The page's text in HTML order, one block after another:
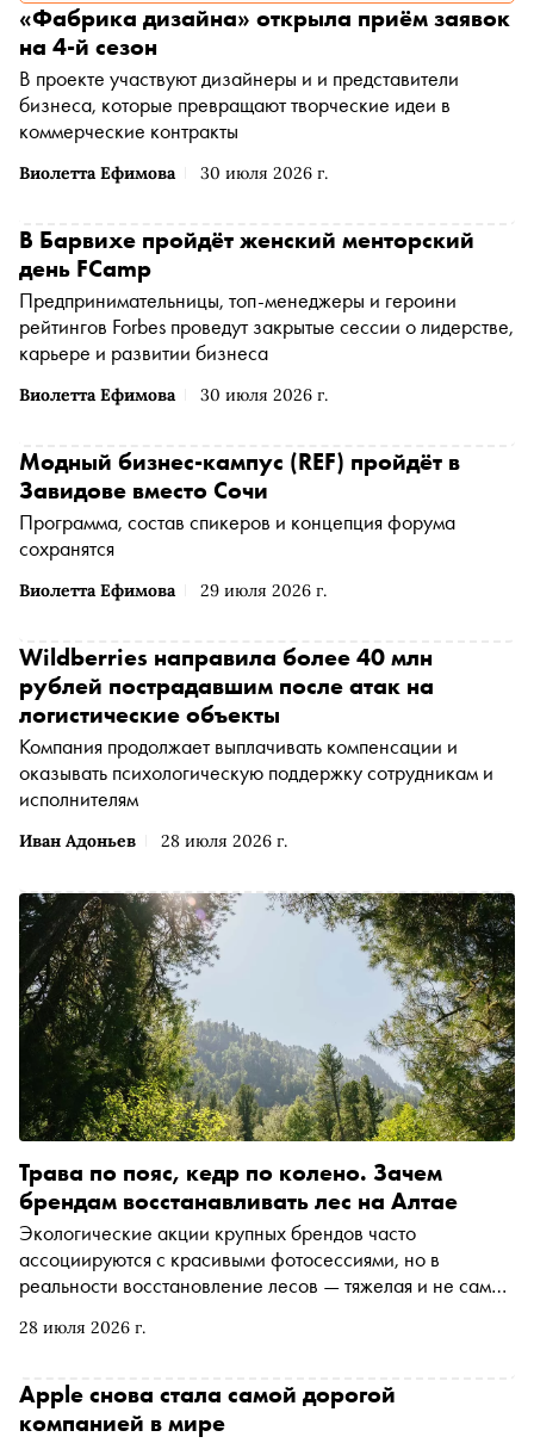
Виолетта Ефимова 30 июля 2026 г.
«Фабрика дизайна» открыла приём заявок
на 4-й сезон
В проекте участвуют дизайнеры и и представители
бизнеса, которые превращают творческие идеи в
коммерческие контракты
Виолетта Ефимова 30 июля 2026 г.
В Барвихе пройдёт женский менторский
день FCamp
Предпринимательницы, топ-менеджеры и героини
рейтингов Forbes проведут закрытые сессии о лидерстве,
карьере и развитии бизнеса
Виолетта Ефимова 29 июля 2026 г.
Модный бизнес-кампус (REF) пройдёт в
Завидове вместо Сочи
Программа, состав спикеров и концепция форума
сохранятся
Иван Адоньев 28 июля 2026 г.
Wildberries направила более 40 млн
рублей пострадавшим после атак на
логистические объекты
Компания продолжает выплачивать компенсации и
оказывать психологическую поддержку сотрудникам и
исполнителям
28 июля 2026 г.
Трава по пояс, кедр по колено. Зачем
брендам восстанавливать лес на Алтае
Экологические акции крупных брендов часто
ассоциируются с красивыми фотосессиями, но в
реальности восстановление лесов — тяжелая и не самая
госзадания кедр, который годами приходится вручную
Как устроен совместный проект «Лемана ПРО» и
алтайских лесоводов и зачем бизнесу инвестировать в
Apple снова стала самой дорогой
компанией в мире